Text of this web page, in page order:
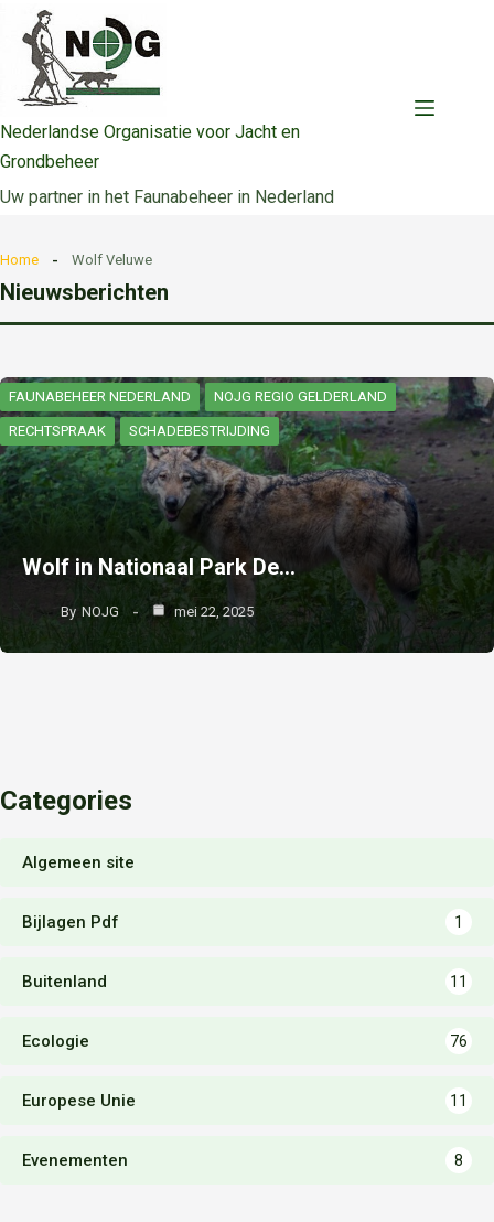
naar
inhoud
Nederlandse Organisatie voor Jacht en
Grondbeheer
Uw partner in het Faunabeheer in Nederland
Home Wolf Veluwe
Nieuwsberichten
FAUNABEHEER NEDERLAND NOJG REGIO GELDERLAND
RECHTSPRAAK SCHADEBESTRIJDING
Wolf in Nationaal Park De…
By NOJG mei 22, 2025
Categories
Algemeen site
Bijlagen Pdf 1
Buitenland 11
Ecologie 76
Europese Unie 11
Evenementen 8